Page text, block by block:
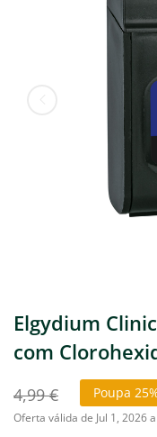
Elgydium
com
4,99 € Poupa
Oferta válida de Jul 1, 2026